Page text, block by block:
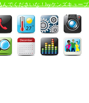
んでくださいな！byケンズキューブ